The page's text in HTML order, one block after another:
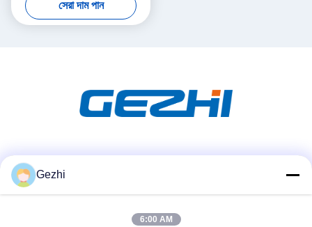
সেরা দাম পান
দ্রুত যোগাযোগ
Gezhi
6:00 AM